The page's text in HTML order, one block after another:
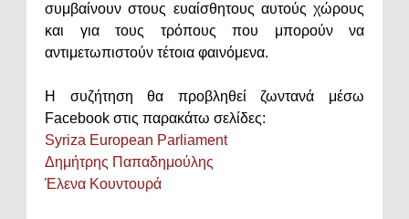
συμβαίνουν στους ευαίσθητους αυτούς χώρους
και για τους τρόπους που μπορούν να
αντιμετωπιστούν τέτοια φαινόμενα.
Η συζήτηση θα προβληθεί ζωντανά μέσω
Facebook στις παρακάτω σελίδες:
Syriza European Parliament
Δημήτρης Παπαδημούλης
Έλενα Κουντουρά